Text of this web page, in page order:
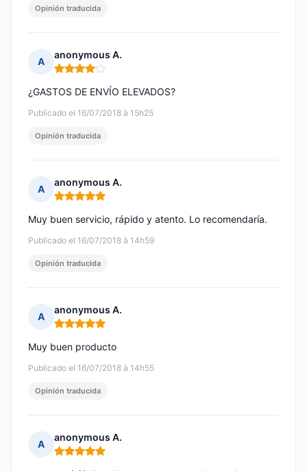
Opinión traducida
A
anonymous A.
Nota: 4 de 5
Publicado el 16/07/2018 à 15h25
¿GASTOS DE ENVÍO ELEVADOS?
Opinión traducida
A
anonymous A.
Nota: 5 de 5
Publicado el 16/07/2018 à 14h59
Muy buen servicio, rápido y atento. Lo recomendaría.
Opinión traducida
A
anonymous A.
Nota: 5 de 5
Publicado el 16/07/2018 à 14h55
Muy buen producto
Opinión traducida
A
anonymous A.
Nota: 5 de 5